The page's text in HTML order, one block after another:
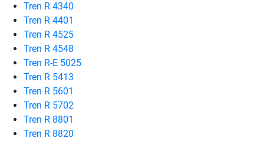
Tren R 4340
Tren R 4401
Tren R 4525
Tren R 4548
Tren R-E 5025
Tren R 5413
Tren R 5601
Tren R 5702
Tren R 8801
Tren R 8820